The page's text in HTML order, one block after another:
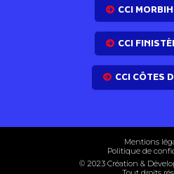
CCI
CCI
CCI CÔTES
Mentions
Politique de
© 2023 Création &